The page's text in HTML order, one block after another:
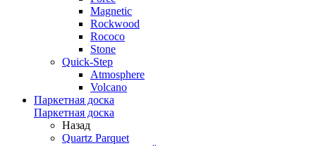
Magnetic
Rockwood
Rococo
Stone
Quick-Step
Atmosphere
Volcano
Паркетная доска
Паркетная доска
Назад
Quartz Parquet